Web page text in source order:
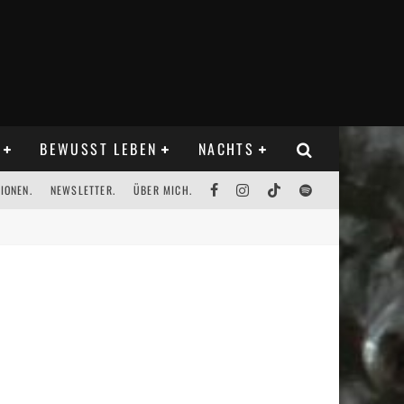
BEWUSST LEBEN NACHTS
NEWSLETTER. ÜBER MICH.